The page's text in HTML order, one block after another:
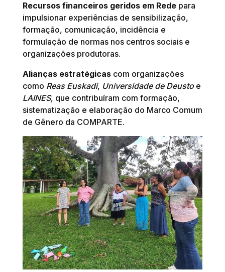
Recursos financeiros geridos em Redepara
impulsionar experiências de sensibilização,
formação, comunicação, incidência e
formulação de normas nos centros sociais e
organizações produtoras.
Alianças estratégicascom organizações
como Reas Euskadi, Universidade de Deustoe
LAINES, que contribuíram com formação,
sistematização e elaboração do Marco Comum
de Gênero da COMPARTE.